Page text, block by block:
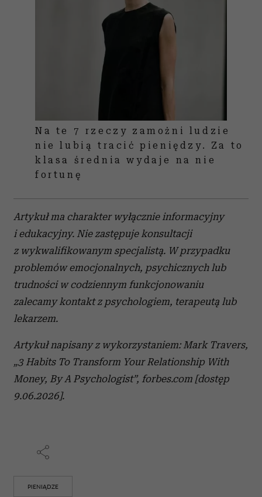
Na te 7 rzeczy zamożni ludzie
nie lubią tracić pieniędzy. Za to
klasa średnia wydaje na nie
fortunę
Artykuł ma charakter wyłącznie informacyjny
i edukacyjny. Nie zastępuje konsultacji
z wykwalifikowanym specjalistą. W przypadku
problemów emocjonalnych, psychicznych lub
trudności w codziennym funkcjonowaniu
zalecamy kontakt z psychologiem, terapeutą lub
lekarzem.
Artykuł napisany z wykorzystaniem: Mark Travers,
„3 Habits To Transform Your Relationship With
Money, By A Psychologist”, forbes.com [dostęp
9.06.2026].
PIENIĄDZE